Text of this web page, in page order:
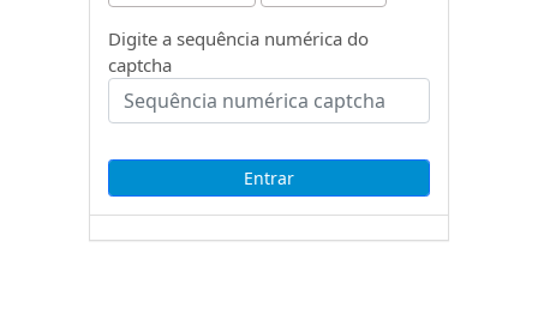
Digite a sequência numérica do
captcha